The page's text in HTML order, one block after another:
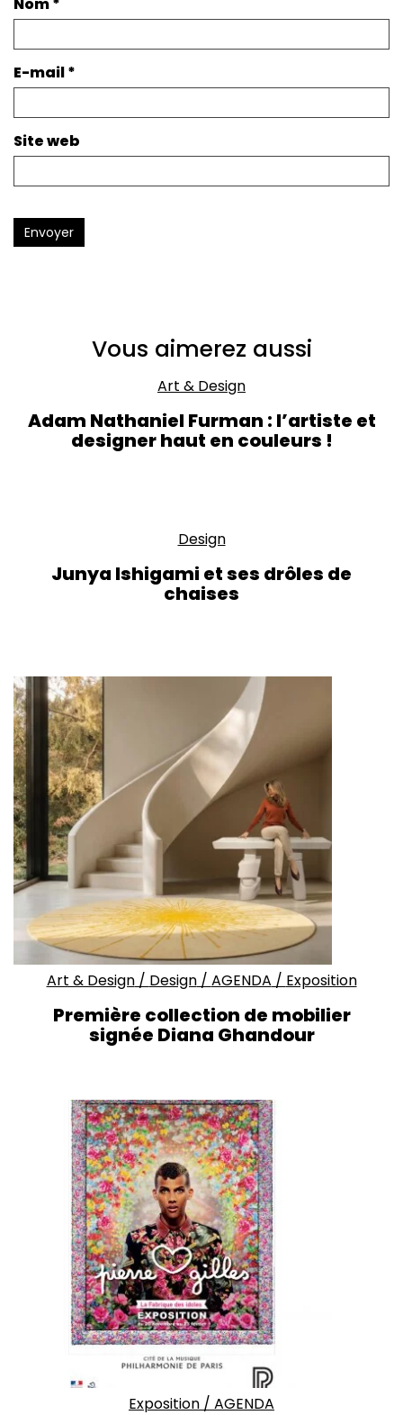
E-mail*
Site web
Envoyer
Vous aimerez aussi
Art & Design
Adam Nathaniel Furman : l’artiste et
designer haut en couleurs !
Design
Junya Ishigami et ses drôles de
chaises
Art & Design/ Design/ AGENDA / Exposition
Première collection de mobilier
signée Diana Ghandour
Exposition / AGENDA